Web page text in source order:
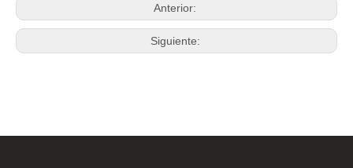
Anterior:
Siguiente: